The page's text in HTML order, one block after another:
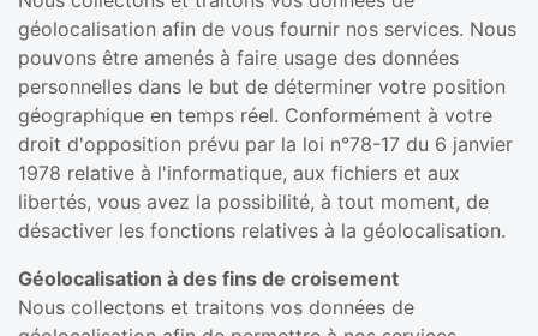
géolocalisation afin de vous fournir nos services. Nous
pouvons être amenés à faire usage des données
personnelles dans le but de déterminer votre position
géographique en temps réel. Conformément à votre
droit d'opposition prévu par la loi n°78-17 du 6 janvier
1978 relative à l'informatique, aux fichiers et aux
libertés, vous avez la possibilité, à tout moment, de
désactiver les fonctions relatives à la géolocalisation.
Géolocalisation à des fins de croisement
Nous collectons et traitons vos données de